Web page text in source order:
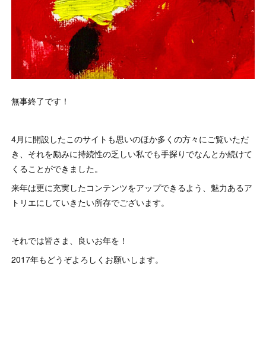
無事終了です！
4月に開設したこのサイトも思いのほか多くの方々にご覧いただ
き、それを励みに持続性の乏しい私でも手探りでなんとか続けて
くることができました。
来年は更に充実したコンテンツをアップできるよう、魅力あるア
トリエにしていきたい所存でございます。
それでは皆さま、良いお年を！
2017年もどうぞよろしくお願いします。